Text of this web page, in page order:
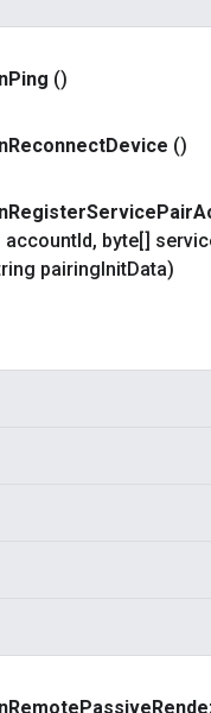
Ping ()
ReconnectDevice ()
RegisterServicePair
accountId, byte[]
pairingInitData)
RemotePassive